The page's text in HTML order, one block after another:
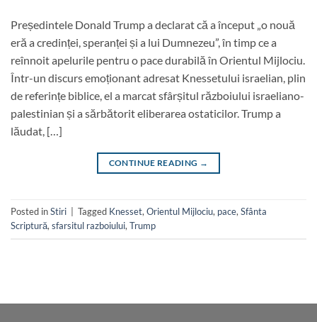
Președintele Donald Trump a declarat că a început „o nouă
eră a credinței, speranței și a lui Dumnezeu”, în timp ce a
reînnoit apelurile pentru o pace durabilă în Orientul Mijlociu.
Într-un discurs emoționant adresat Knessetului israelian, plin
de referințe biblice, el a marcat sfârșitul războiului israeliano-
palestinian și a sărbătorit eliberarea ostaticilor. Trump a
lăudat, […]
CONTINUE READING →
Posted inStiri Tagged Knesset, Orientul Mijlociu, pace, Sfânta
Scriptură, sfarsitul razboiului, Trump